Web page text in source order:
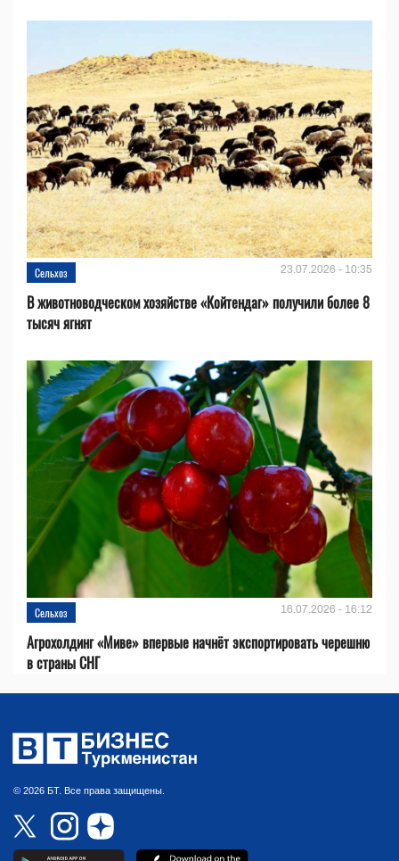
Сельхоз 23.07.2026 - 10:35
В животноводческом хозяйстве «Койтендаг» получили более 8
тысяч ягнят
Сельхоз 16.07.2026 - 16:12
Агрохолдинг «Миве» впервые начнёт экспортировать черешню
в страны СНГ
© 2026 БТ. Все права защищены.